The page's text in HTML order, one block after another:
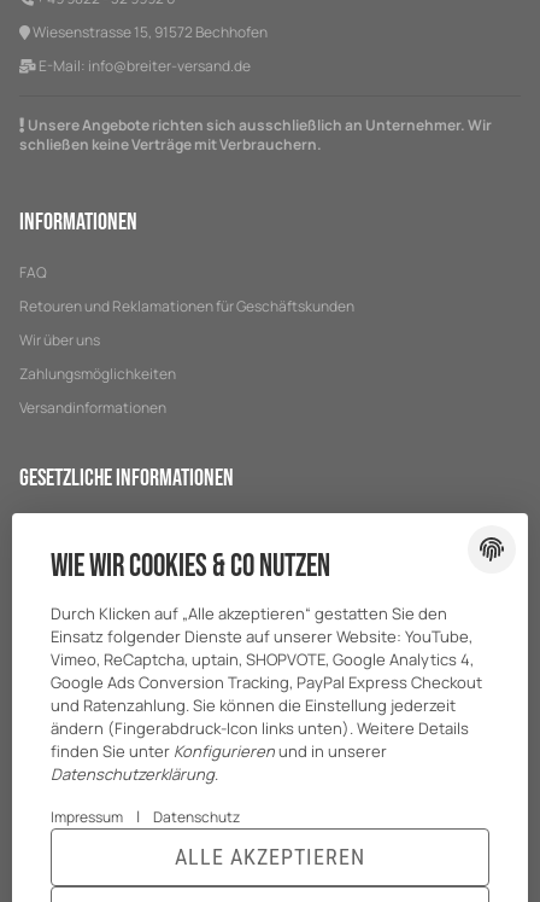
Wiesenstrasse 15, 91572 Bechhofen
E-Mail: info@breiter-versand.de
Unsere Angebote richten sich ausschließlich an Unternehmer. Wir
schließen keine Verträge mit Verbrauchern.
Informationen
FAQ
Retouren und Reklamationen für Geschäftskunden
Wir über uns
Zahlungsmöglichkeiten
Versandinformationen
Gesetzliche Informationen
Impressum
Batteriegesetzhinweise
Wie wir Cookies & Co nutzen
Durch Klicken auf „Alle akzeptieren“ gestatten Sie den
Einsatz folgender Dienste auf unserer Website: YouTube,
Vimeo, ReCaptcha, uptain, SHOPVOTE, Google Analytics 4,
Google Ads Conversion Tracking, PayPal Express Checkout
und Ratenzahlung. Sie können die Einstellung jederzeit
ändern (Fingerabdruck-Icon links unten). Weitere Details
finden Sie unter Konfigurierenund in unserer
Datenschutzerklärung.
Impressum | Datenschutz
ALLE AKZEPTIEREN